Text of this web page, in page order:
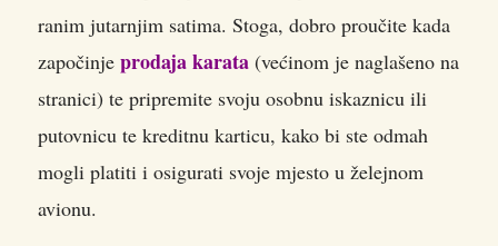
ranim jutarnjim satima. Stoga, dobro proučite kada
započinje prodaja karata (većinom je naglašeno na
stranici) te pripremite svoju osobnu iskaznicu ili
putovnicu te kreditnu karticu, kako bi ste odmah
mogli platiti i osigurati svoje mjesto u želejnom
avionu.